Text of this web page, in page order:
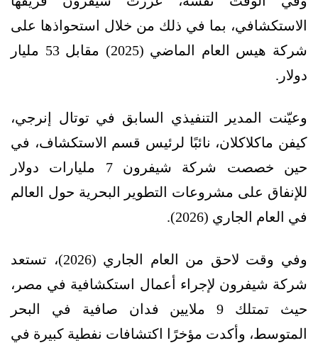
الاستكشافي، بما في ذلك من خلال استحواذها على
شركة هيس العام الماضي (2025) مقابل 53 مليار
دولار.
وعيّنت المدير التنفيذي السابق في توتال إنرجي،
كيفن ماكلاكلان، نائبًا لرئيس قسم الاستكشاف، في
حين خصصت شركة شيفرون 7 مليارات دولار
للإنفاق على مشروعات التطوير البحرية حول العالم
في العام الجاري (2026).
وفي وقت لاحق من العام الجاري (2026)، تستعد
شركة شيفرون لإجراء أعمال استكشافية في مصر،
حيث تمتلك 9 ملايين فدان صافية في البحر
المتوسط، وأكدت مؤخرًا اكتشافات نفطية كبيرة في